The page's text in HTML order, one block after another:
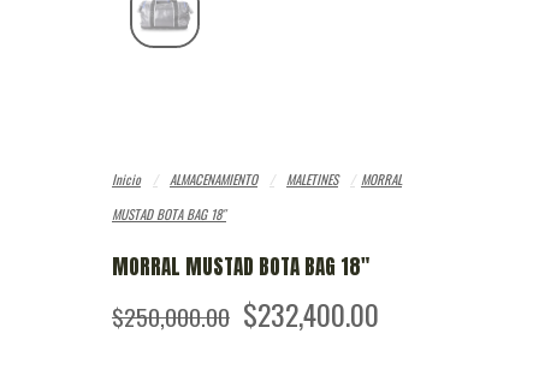
Inicio / ALMACENAMIENTO / MALETINES / MORRAL
MUSTAD BOTA BAG 18″
MORRAL MUSTAD BOTA BAG 18″
$250,000.00 El
precio
$232,400.00